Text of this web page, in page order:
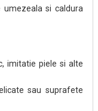
umezeala si caldura
imitatie piele si alte
sau suprafete